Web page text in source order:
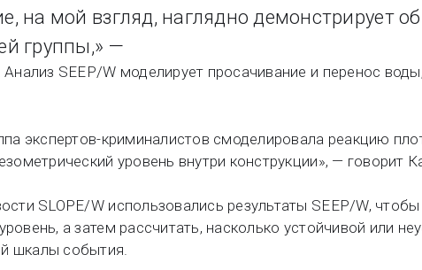
на мой взгляд, наглядно демонстрирует
группы,» —
Анализ SEEP/W моделирует просачивание и перенос
экспертов-криминалистов смоделировала реакцию
уровень внутри конструкции», — говорит
SLOPE/W использовались результаты SEEP/W,
а затем рассчитать, насколько устойчивой или
шкалы события.